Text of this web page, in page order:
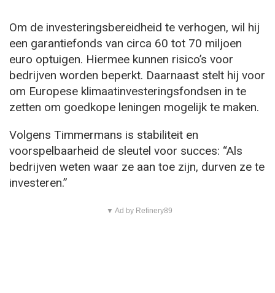
Om de investeringsbereidheid te verhogen, wil hij
een garantiefonds van circa 60 tot 70 miljoen
euro optuigen. Hiermee kunnen risico’s voor
bedrijven worden beperkt. Daarnaast stelt hij voor
om Europese klimaatinvesteringsfondsen in te
zetten om goedkope leningen mogelijk te maken.
Volgens Timmermans is stabiliteit en
voorspelbaarheid de sleutel voor succes: “Als
bedrijven weten waar ze aan toe zijn, durven ze te
investeren.”
▼ Ad by Refinery89